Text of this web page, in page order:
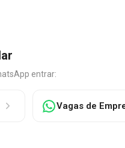
entrar:
Vagas de